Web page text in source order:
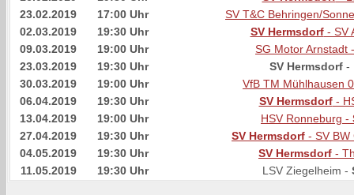
23.02.2019
17:00 Uhr
SV T&C Behringen/
02.03.2019
19:30 Uhr SV Hermsdorf- SV
09.03.2019
19:00 Uhr
SG Motor Arnstadt -
23.03.2019
19:30 Uhr SV Hermsdorf -
30.03.2019
19:00 Uhr
VfB TM Mühlhausen
06.04.2019
19:30 Uhr SV Hermsdorf-
13.04.2019
19:00 Uhr HSV Ronneburg -
27.04.2019
19:30 Uhr SV Hermsdorf - SV BW
04.05.2019
19:30 Uhr SV Hermsdorf -
11.05.2019
19:30 Uhr LSV Ziegelheim -